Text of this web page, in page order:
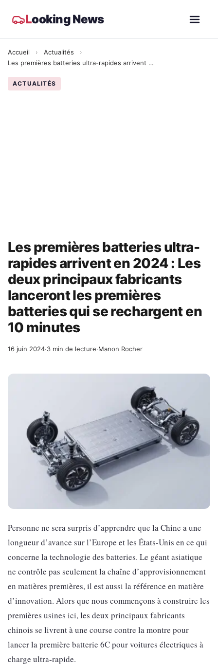
Looking News
Accueil › Actualités
›
Les premières batteries ultra-rapides arrivent en 2024 : Les deux principaux fabricants lanceront les premières batteries qui se rechargent en 10 minutes
ACTUALITÉS
Les premières batteries ultra-
rapides arrivent en 2024 : Les
deux principaux fabricants
lanceront les premières
batteries qui se rechargent en
10 minutes
16 juin 2024·3 min de lecture·Manon Rocher
Personne ne sera surpris d’apprendre que la Chine a une
longueur d’avance sur l’Europe et les États-Unis en ce qui
concerne la technologie des batteries. Le géant asiatique
ne contrôle pas seulement la chaîne d’approvisionnement
en matières premières, il est aussi la référence en matière
d’innovation. Alors que nous commençons à construire les
premières usines ici, les deux principaux fabricants
chinois se livrent à une course contre la montre pour
lancer la première batterie 6C pour voitures électriques à
charge ultra-rapide.